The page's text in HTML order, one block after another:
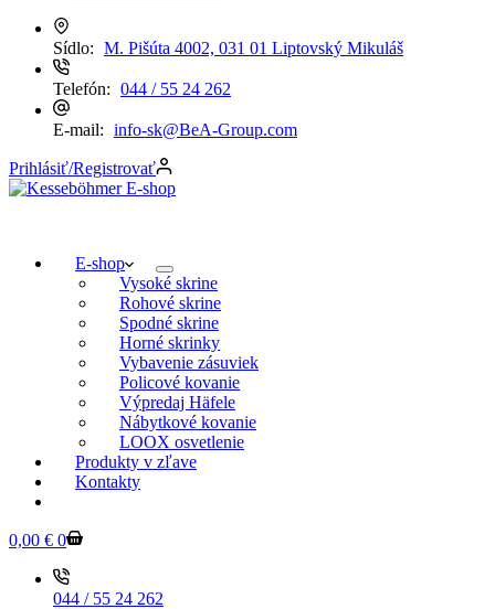
Sídlo: M. Pišúta 4002, 031 01 Liptovský Mikuláš
Telefón: 044 / 55 24 262
E-mail: info-sk@BeA-Group.com
Prihlásiť/Registrovať
E-shop
Vysoké skrine
Rohové skrine
Spodné skrine
Horné skrinky
Vybavenie zásuviek
Policové kovanie
Výpredaj Häfele
Nábytkové kovanie
LOOX osvetlenie
Produkty v zľave
Kontakty
Shopping
0,00 € 0
044 / 55 24 262